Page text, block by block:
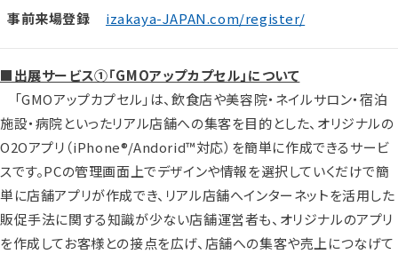
事前来場登録 izakaya-JAPAN.com/register/
■出展サービス①「GMOアップカプセル」について
「GMOアップカプセル」は、飲食店や美容院・ネイルサロン・宿泊
施設・病院といったリアル店舗への集客を目的とした、オリジナルの
O2Oアプリ（iPhone®/Andorid™対応）を簡単に作成できるサービ
スです。PCの管理画面上でデザインや情報を選択していくだけで簡
単に店舗アプリが作成でき、リアル店舗へインターネットを活用した
販促手法に関する知識が少ない店舗運営者も、オリジナルのアプリ
を作成してお客様との接点を広げ、店舗への集客や売上につなげて